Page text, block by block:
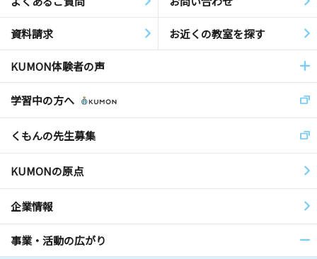
資料請求 お近くの教室を探す
KUMON体験者の声
学習中の方へ
くもんの先生募集
KUMONの原点
企業情報
事業・活動の広がり